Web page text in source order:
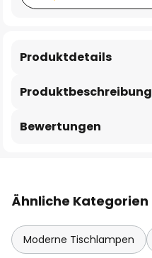
Produktbeschreibung
Produktdetails
Bewertungen
Ähnliche Kategorien
Moderne Tischlampen